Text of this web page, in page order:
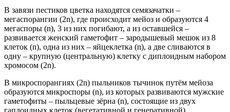
В завязи пестиков цветка находятся семязачатки –
мегаспорангии (2n), где происходит мейоз и образуются 4
мегаспоры (n), 3 из них погибают, а из оставшейся –
развивается женский гаметофит – зародышевый мешок из 8
клеток (n), одна из них – яйцеклетка (n), а две сливаются в
одну – крупную (центральную) клетку с диплоидным набором
хромосом (2n).
В микроспорангиях (2n) пыльников тычинок путём мейоза
образуются микроспоры (n), из которых развиваются мужские
гаметофиты – пыльцевые зёрна (n), состоящие из двух
гаплоидных клеток (вегетативной и генеративной).